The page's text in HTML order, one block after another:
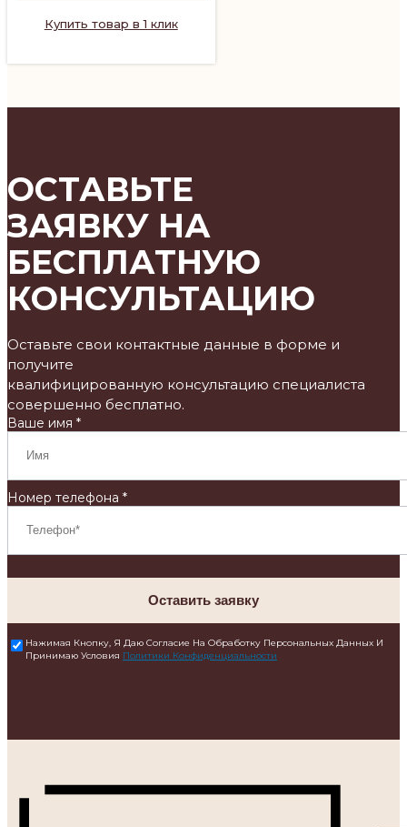
Купить товар в 1 клик
ОСТАВЬТЕ
ЗАЯВКУ НА
БЕСПЛАТНУЮ
КОНСУЛЬТАЦИЮ
Оставьте свои контактные данные в форме и
получите
квалифицированную консультацию специалиста
совершенно бесплатно.
Ваше имя *
Номер телефона *
Оставить заявку
Нажимая Кнопку, Я Даю Согласие На Обработку Персональных Данных И
Принимаю Условия Политики Конфиденциальности